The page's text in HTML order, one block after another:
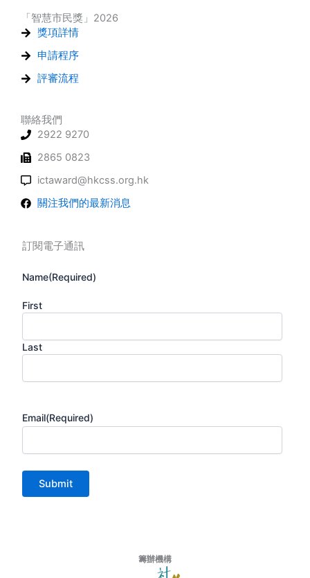
「智慧市民獎」2026
獎項詳情
申請程序
評審流程
聯絡我們
2922 9270
2865 0823
ictaward@hkcss.org.hk
關注我們的最新消息
訂閱電子通訊
Name(Required)
First
Last
Email(Required)
籌辦機構